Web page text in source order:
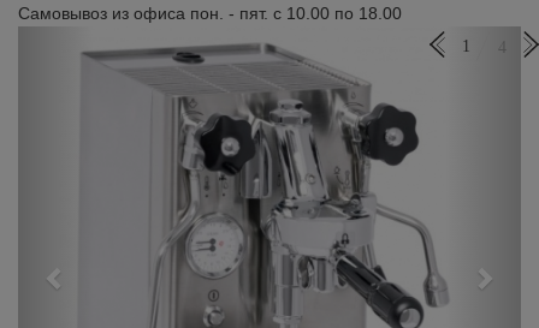
Самовывоз из офиса пон. - пят. с 10.00 по 18.00
Previous Next
1 4